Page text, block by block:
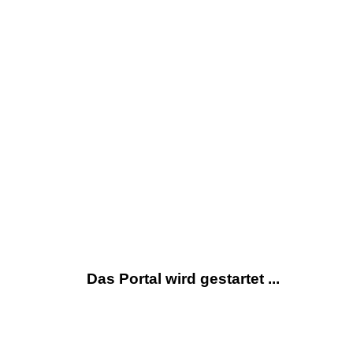
Das Portal wird gestartet ...